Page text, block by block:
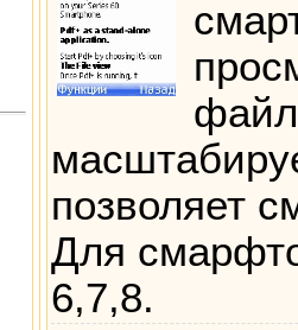
позволяет
Для
6,7,8.